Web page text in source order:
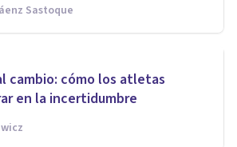
Sastoque
cambio: cómo los atletas
en la incertidumbre